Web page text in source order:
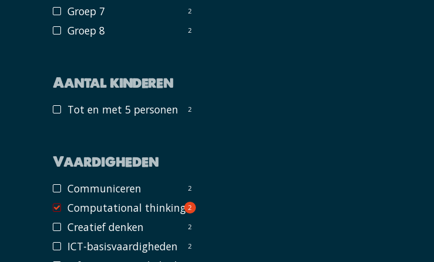
Groep 7 2
Groep 8 2
Aantal kinderen
Tot en met 5 personen 2
Vaardigheden
Communiceren 2
Computational thinking 2
Creatief denken 2
ICT-basisvaardigheden 2